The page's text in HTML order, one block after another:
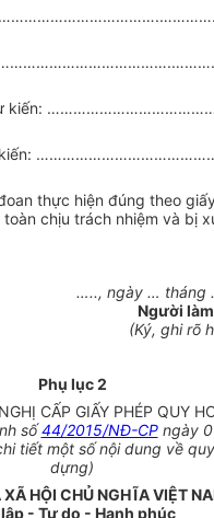
dự kiến:
kiến:
thực hiện đúng theo
chịu trách nhiệm và bị
….., ngày …
Người
(Ký, ghi rõ
Phụ lục 2
CẤP GIẤY PHÉP QUY
số44/2015/NĐ-CPngày
tiết một số nội dung về
dựng)
XÃ HỘI CHỦ NGHĨA VIỆT
- Tự do - Hạnh phúc